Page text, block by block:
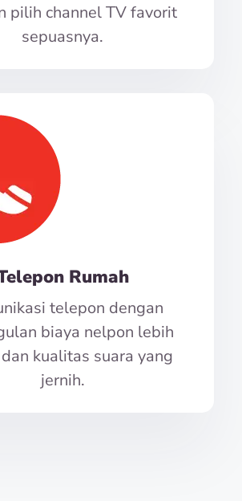
pilih channel TV favorit
sepuasnya.
Rumah
telepon dengan
biaya nelpon lebih
kualitas suara yang
jernih.